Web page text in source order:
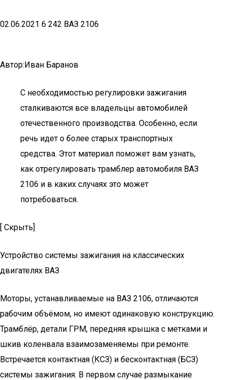
02.06.2021 6 242 ВАЗ 2106
Автор:Иван Баранов
С необходимостью регулировки зажигания
сталкиваются все владельцы автомобилей
отечественного производства. Особенно, если
речь идет о более старых транспортных
средства. Этот материал поможет вам узнать,
как отрегулировать трамблер автомобиля ВАЗ
2106 и в каких случаях это может
потребоваться.
[ Скрыть]
Устройство системы зажигания на классических
двигателях ВАЗ
Моторы, устанавливаемые на ВАЗ 2106, отличаются
рабочим объёмом, но имеют одинаковую конструкцию.
Трамблёр, детали ГРМ, передняя крышка с метками и
шкив коленвала взаимозаменяемы при ремонте.
Встречается контактная (КСЗ) и бесконтактная (БСЗ)
системы зажигания. В первом случае размыкание